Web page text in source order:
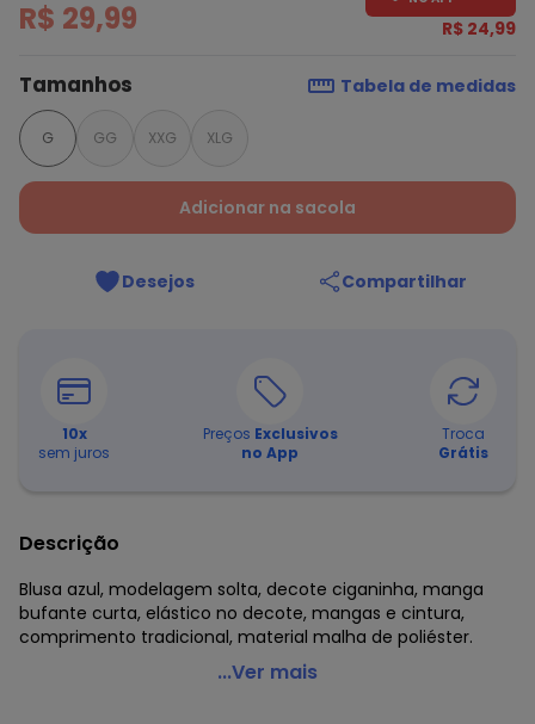
R$ 29,99 R$ 24,99
Tamanhos Tabela de medidas
G GG XXG XLG
Adicionar na sacola
Desejos Compartilhar
10x
sem juros
Preços Exclusivos
no App
Troca
Grátis
Descrição
Blusa azul, modelagem solta, decote ciganinha, manga
bufante curta, elástico no decote, mangas e cintura,
comprimento tradicional, material malha de poliéster.
Marguerite - Blusa Azul em Malha
...Ver mais